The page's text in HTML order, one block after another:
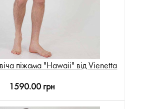
піжама "Hawaii" від Vienetta
1590.00 грн